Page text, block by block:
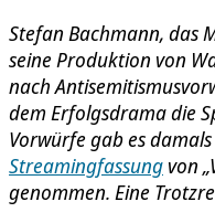
Stefan Bachmann, das
seine Produktion von
nach
dem Erfolgsdrama die
Vorwürfe gab es
Streamingfassung von
genommen. Eine